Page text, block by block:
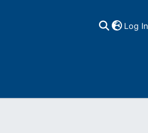
Log In